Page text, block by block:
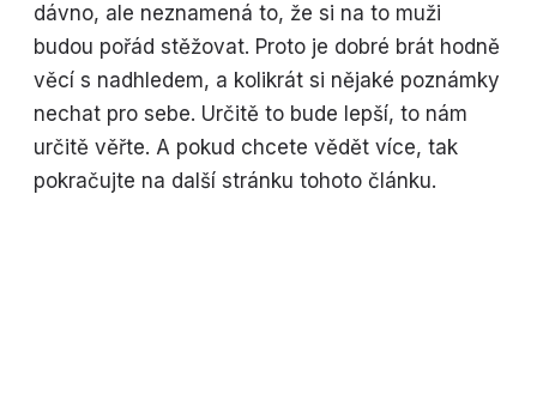
dávno, ale neznamená to, že si na to muži
budou pořád stěžovat. Proto je dobré brát hodně
věcí s nadhledem, a kolikrát si nějaké poznámky
nechat pro sebe. Určitě to bude lepší, to nám
určitě věřte. A pokud chcete vědět více, tak
pokračujte na další stránku tohoto článku.